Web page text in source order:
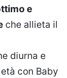
e
che allieta il
diurna e
con Baby